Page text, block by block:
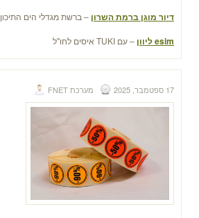
דיור מוגן ברמת השרון – ברשת מגדלי הים התיכון
esim ליוון – עם TUKI איסים לחו"ל
17 ספטמבר, 2025 מערכת FNET